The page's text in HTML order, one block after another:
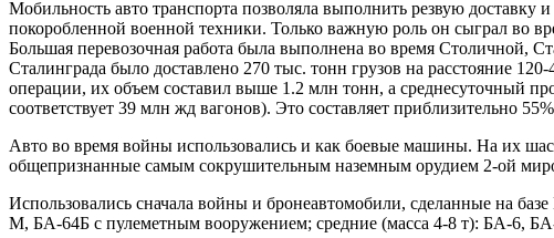
Мобильность авто транспорта позволяла выполнить резвую
покоробленной военной техники. Только важную роль он сыграл во
Большая перевозочная работа была выполнена во время Столичной,
Сталинграда было доставлено 270 тыс. тонн грузов на расстояние
операции, их объем составил выше 1.2 млн тонн, а среднесуточный
соответствует 39 млн жд вагонов). Это составляет приблизительно
Авто во время войны использовались и как боевые машины. На их
общепризнанные самым сокрушительным наземным орудием 2-ой
Использовались сначала войны и бронеавтомобили, сделанные на
М, БА-64Б с пулеметным вооружением; средние (масса 4-8 т): БА-